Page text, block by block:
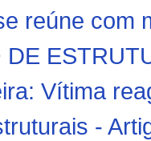
reúne com
DE
Vítima
-